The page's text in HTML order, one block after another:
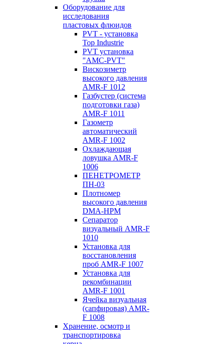
Оборудование для
исследования
пластовых флюидов
PVT - установка
Top Industrie
PVT установка
"AMC-PVT"
Вискозиметр
высокого давления
AMR-F 1012
Газбустер (система
подготовки газа)
AMR-F 1011
Газометр
автоматический
AMR-F 1002
Охлаждающая
ловушка AMR-F
1006
ПЕНЕТРОМЕТР
ПН-03
Плотномер
высокого давления
DMA-HPM
Сепаратор
визуальный AMR-F
1010
Установка для
восстановления
проб AMR-F 1007
Установка для
рекомбинации
AMR-F 1001
Ячейка визуальная
(сапфировая) AMR-
F 1008
Хранение, осмотр и
транспортировка